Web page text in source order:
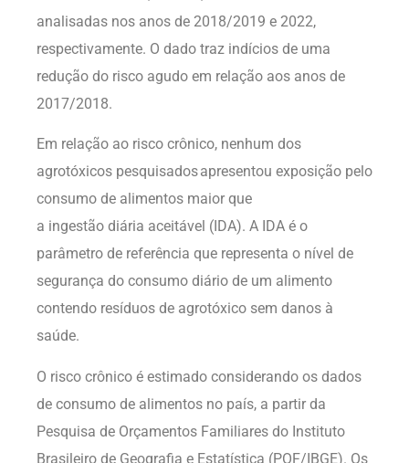
analisadas nos anos de 2018/2019 e 2022,
respectivamente. O dado traz indícios de uma
redução do risco agudo em relação aos anos de
2017/2018.
Em relação ao risco crônico, nenhum dos
agrotóxicos pesquisados apresentou exposição pelo
consumo de alimentos maior que
a ingestão diária aceitável (IDA). A IDA é o
parâmetro de referência que representa o nível de
segurança do consumo diário de um alimento
contendo resíduos de agrotóxico sem danos à
saúde.
O risco crônico é estimado considerando os dados
de consumo de alimentos no país, a partir da
Pesquisa de Orçamentos Familiares do Instituto
Brasileiro de Geografia e Estatística (POF/IBGE). Os